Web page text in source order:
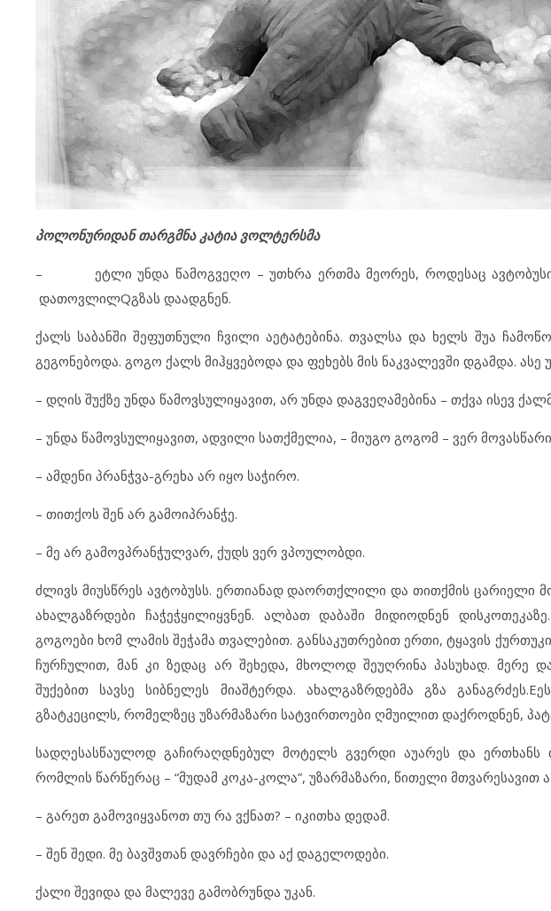
პოლონურიდან თარგმნა კატია ვოლტერსმა
– ეტლი უნდა წამოგვეღო – უთხრა ერთმა მეორეს, როდესაც ავტობუსის
დათოვლილQგზას დაადგნენ.
ქალს საბანში შეფუთნული ჩვილი აეტატებინა. თვალსა და ხელს შუა
გეგონებოდა. გოგო ქალს მიჰყვებოდა და ფეხებს მის ნაკვალევში დგამდა.
– დღის შუქზე უნდა წამოვსულიყავით, არ უნდა დაგვეღამებინა – თქვა ისევ
– უნდა წამოვსულიყავით, ადვილი სათქმელია, – მიუგო გოგომ – ვერ
– ამდენი პრანჭვა-გრეხა არ იყო საჭირო.
– თითქოს შენ არ გამოიპრანჭე.
– მე არ გამოვპრანჭულვარ, ქუდს ვერ ვპოულობდი.
ძლივს მიუსწრეს ავტობუსს. ერთიანად დაორთქლილი და თითქმის ცარიელი
ახალგაზრდები ჩაჭეჭყილიყვნენ. ალბათ დაბაში მიდიოდნენ
გოგოები ხომ ლამის შეჭამა თვალებით. განსაკუთრებით ერთი, ტყავის
ჩურჩულით, მან კი ზედაც არ შეხედა, მხოლოდ შეუღრინა პასუხად. მერე
შუქებით სავსე სიბნელეს მიაშტერდა. ახალგაზრდებმა გზა
გზატკეცილს, რომელზეც უზარმაზარი სატვირთოები ღმუილით დაქროდნენ,
სადღესასწაულოდ გაჩირაღდნებულ მოტელს გვერდი აუარეს და ერთხანს
რომლის წარწერაც – “მუდამ კოკა-კოლა”, უზარმაზარი, წითელი მთვარესავით
– გარეთ გამოვიყვანოთ თუ რა ვქნათ? – იკითხა დედამ.
– შენ შედი. მე ბავშვთან დავრჩები და აქ დაგელოდები.
ქალი შევიდა და მალევე გამობრუნდა უკან.